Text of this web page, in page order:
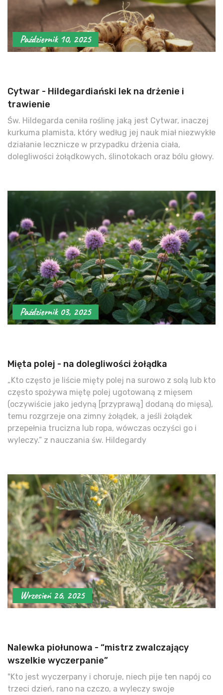
Październik 10, 2025
Cytwar - Hildegardiański lek na drżenie i
trawienie
Św. Hildegarda ceniła roślinę jaką jest Cytwar, inaczej
kurkuma plamista, który według jej nauk miał niezwykłe
działanie lecznicze w przypadku drżenia ciała,
dolegliwości żołądkowych, ślinotokach oraz bólu głowy.
Październik 03, 2025
Mięta polej - na dolegliwości żołądka
„Kto często je liście mięty polej na surowo z solą lub kto
często spożywa miętę polej ugotowaną z mięsem
(oczywiście jako jedyną [przyprawą] dodaną do mięsa),
temu rozgrzeje ona zimny żołądek, a jeśli żołądek
przepełnia trucizna lub ropa, wówczas oczyści go i
wyleczy.” z nauczania św. Hildegardy
Wrzesień 26, 2025
Nalewka piołunowa - “mistrz zwalczający
wszelkie wyczerpanie”
"Kto jest wyczerpany i choruje, niech pije ten napój co
trzeci dzień, rano na czczo, a wyleczy swoje